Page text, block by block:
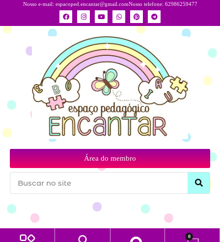
Nosso e-mail: espacoped.encantar@gmail.comNosso telefone: 62986259477
Área do membro
0